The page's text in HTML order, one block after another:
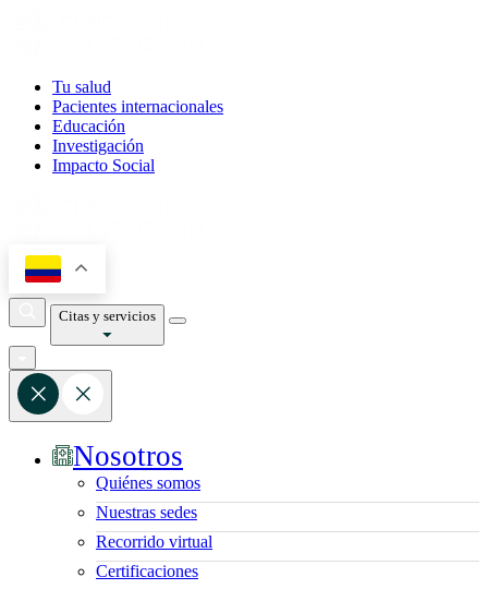
Tu salud
Pacientes internacionales
Educación
Investigación
Impacto Social
Citas y servicios
Nosotros
Quiénes somos
Nuestras sedes
Recorrido virtual
Certificaciones